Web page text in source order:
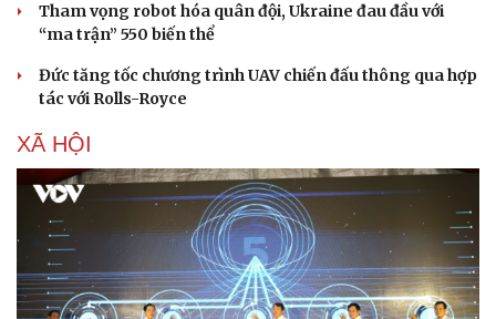
Sức khỏe
Dinh dưỡng - món ngon
Sản phụ khoa
Nhi khoa
Nam khoa
Làm đẹp - giảm cân
Ăn sạch sống khỏe
Đời sống
Tham vọng robot hóa quân đội, Ukraine đau đầu với
“ma trận” 550 biến thể
Đức tăng tốc chương trình UAV chiến đấu thông qua hợp
tác với Rolls-Royce
XÃ HỘI